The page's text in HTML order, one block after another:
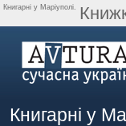
Книгарні у Маріуполі.
Книгарні у